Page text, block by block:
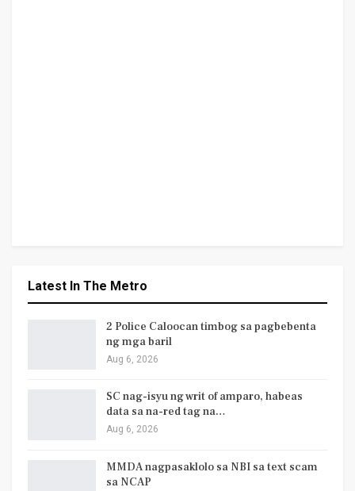
Latest In The Metro
2 Police Caloocan timbog sa pagbebenta
ng mga baril
Aug 6, 2026
SC nag-isyu ng writ of amparo, habeas
data sa na-red tag na…
Aug 6, 2026
MMDA nagpasaklolo sa NBI sa text scam
sa NCAP